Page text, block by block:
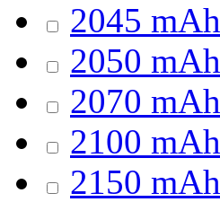
2045 mAh
2050 mAh
2070 mAh
2100 mAh
2150 mAh